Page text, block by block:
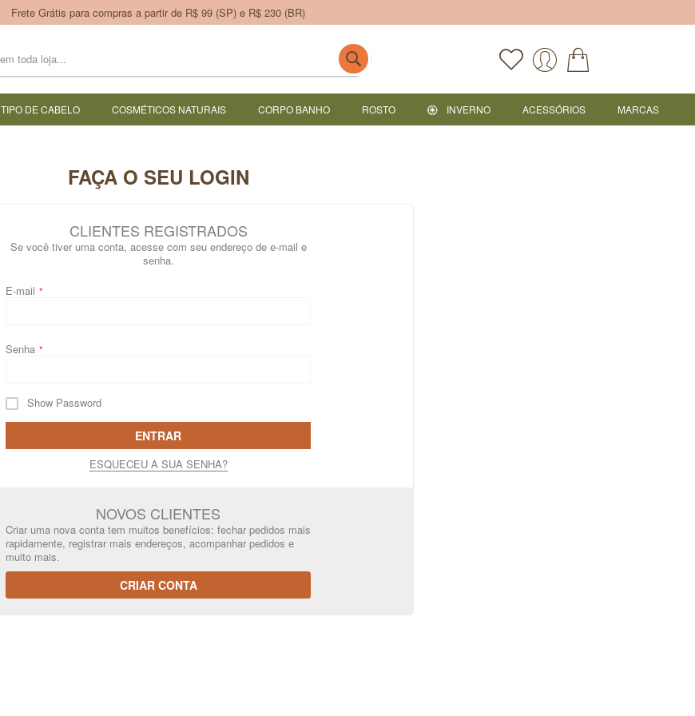
Frete Grátis para compras a partir de R$ 99 (SP) e R$ 230 (BR)
TIPO DE CABELO COSMÉTICOS NATURAIS CORPO BANHO ROSTO INVERNO ACESSÓRIOS MARCAS
FAÇA O SEU LOGIN
CLIENTES REGISTRADOS
Se você tiver uma conta, acesse com seu endereço de e-mail e
senha.
E-mail
Senha
Show Password
ENTRAR
ESQUECEU A SUA SENHA?
NOVOS CLIENTES
Criar uma nova conta tem muitos benefícios: fechar pedidos mais
rapidamente, registrar mais endereços, acompanhar pedidos e
muito mais.
CRIAR CONTA